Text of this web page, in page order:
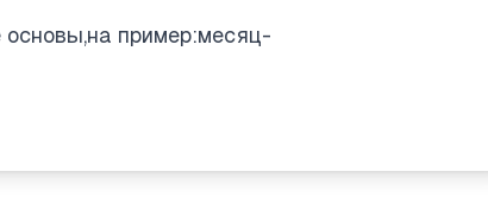
основы,на пример:месяц-
тень." Base: тень — промелькнула.
This sentence is quite unclear. I'll break
has an implied subject "я."
on clearing up that mess.